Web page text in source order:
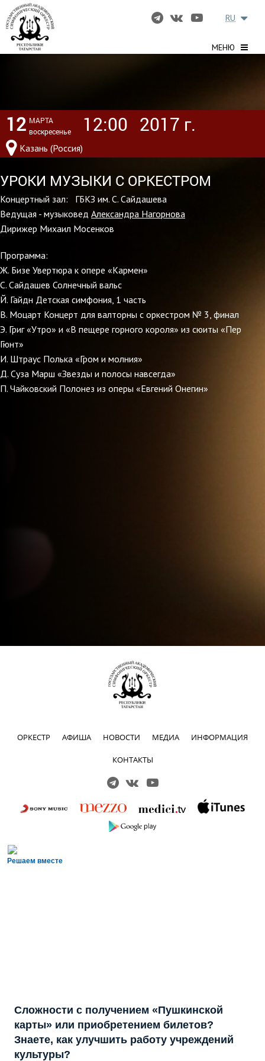
МЕНЮ
RU
12 МАРТА
воскресенье
12:00 2017 г.
Казань (Россия)
УРОКИ МУЗЫКИ С ОРКЕСТРОМ
Концертный зал: ГБКЗ им. С. Сайдашева
Ведущая - музыковед Александра Нагорнова
Дирижер Михаил Мосенков
Программа:
Ж. Бизе Увертюра к опере «Кармен»
С. Сайдашев Солнечный вальс
Й. Гайдн Детская симфония, 1 часть
В. Моцарт Концерт для валторны с оркестром № 3, финал
Э. Григ «Утро» и «В пещере горного короля» из сюиты «Пер
Гюнт»
И. Штраус Полька «Гром и молния»
Д. Суза Марш «Звезды и полосы навсегда»
П. Чайковский Полонез из оперы «Евгений Онегин»
ОРКЕСТР АФИША НОВОСТИ МЕДИА ИНФОРМАЦИЯ
КОНТАКТЫ
Решаем вместе
Сложности с получением «Пушкинской
карты» или приобретением билетов?
Знаете, как улучшить работу учреждений
культуры?